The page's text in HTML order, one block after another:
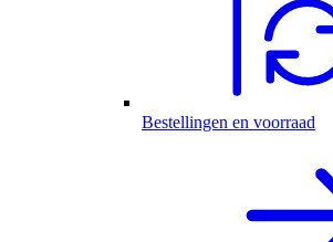
Bestellingen en voorraad